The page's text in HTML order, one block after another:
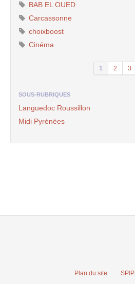
BAB EL OUED
Carcassonne
choixboost
Cinéma
1 2 3
SOUS-RUBRIQUES
Languedoc Roussillon
Midi Pyrénées
Plan du site SPIP